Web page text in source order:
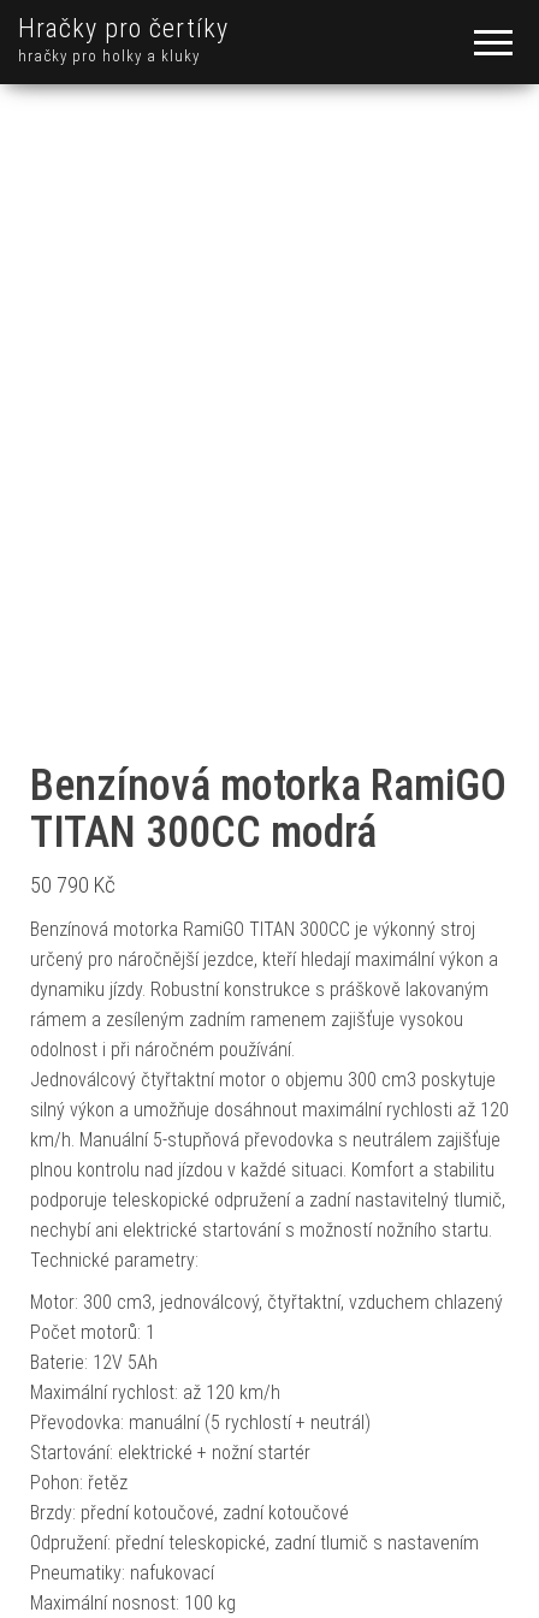
Hračky pro čertíky
hračky pro holky a kluky
Benzínová motorka RamiGO
TITAN 300CC modrá
50 790 Kč
Benzínová motorka RamiGO TITAN 300CC je výkonný stroj
určený pro náročnější jezdce, kteří hledají maximální výkon a
dynamiku jízdy. Robustní konstrukce s práškově lakovaným
rámem a zesíleným zadním ramenem zajišťuje vysokou
odolnost i při náročném používání.
Jednoválcový čtyřtaktní motor o objemu 300 cm3 poskytuje
silný výkon a umožňuje dosáhnout maximální rychlosti až 120
km/h. Manuální 5-stupňová převodovka s neutrálem zajišťuje
plnou kontrolu nad jízdou v každé situaci. Komfort a stabilitu
podporuje teleskopické odpružení a zadní nastavitelný tlumič,
nechybí ani elektrické startování s možností nožního startu.
Technické parametry:
Motor: 300 cm3, jednoválcový, čtyřtaktní, vzduchem chlazený
Počet motorů: 1
Baterie: 12V 5Ah
Maximální rychlost: až 120 km/h
Převodovka: manuální (5 rychlostí + neutrál)
Startování: elektrické + nožní startér
Pohon: řetěz
Brzdy: přední kotoučové, zadní kotoučové
Odpružení: přední teleskopické, zadní tlumič s nastavením
Pneumatiky: nafukovací
Maximální nosnost: 100 kg